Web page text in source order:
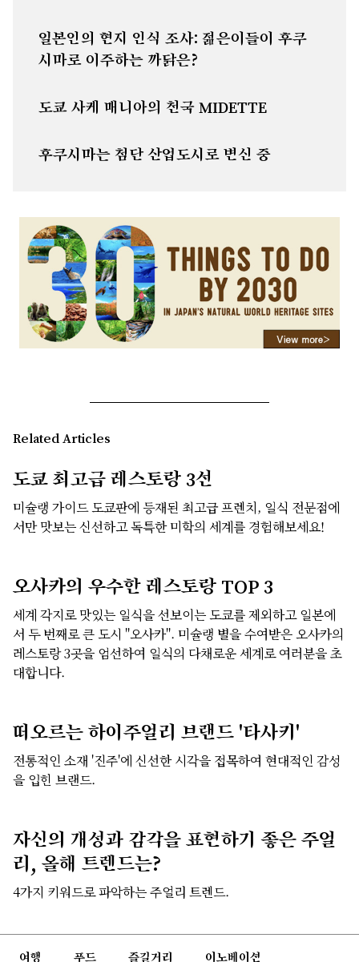
일본인의 현지 인식 조사: 젊은이들이 후쿠
시마로 이주하는 까닭은?
도쿄 사케 매니아의 천국 MIDETTE
후쿠시마는 첨단 산업도시로 변신 중
Related Articles
도쿄 최고급 레스토랑 3선
미슐랭 가이드 도쿄판에 등재된 최고급 프렌치, 일식 전문점에
서만 맛보는 신선하고 독특한 미학의 세계를 경험해보세요!
오사카의 우수한 레스토랑 TOP 3
세계 각지로 맛있는 일식을 선보이는 도쿄를 제외하고 일본에
서 두 번째로 큰 도시 "오사카". 미슐랭 별을 수여받은 오사카의
레스토랑 3곳을 엄선하여 일식의 다채로운 세계로 여러분을 초
대합니다.
떠오르는 하이주얼리 브랜드 '타사키'
전통적인 소재 '진주'에 신선한 시각을 접목하여 현대적인 감성
을 입힌 브랜드.
자신의 개성과 감각을 표현하기 좋은 주얼
리, 올해 트렌드는?
4가지 키워드로 파악하는 주얼리 트렌드.
여행 푸드 즐길거리 이노베이션